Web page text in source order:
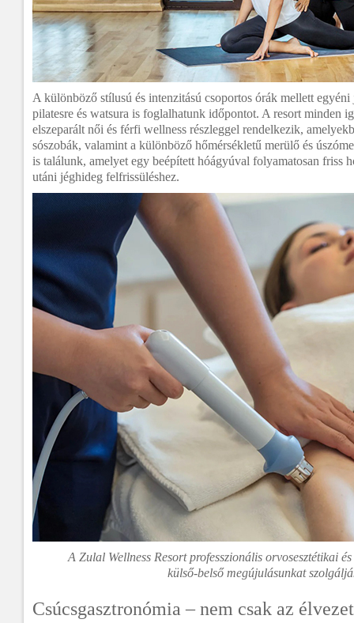
A különböző stílusú és intenzitású csoportos órák mellett egyéni
pilatesre és watsura is foglalhatunk időpontot. A resort minden
elszeparált női és férfi wellness részleggel rendelkezik,
sószobák, valamint a különböző hőmérsékletű merülő és
is találunk, amelyet egy beépített hóágyúval folyamatosan friss
utáni jéghideg felfrissüléshez.
A Zulal Wellness Resort professzionális orvosesztétikai
külső-belső megújulásunkat
Csúcsgasztronómia – nem csak az